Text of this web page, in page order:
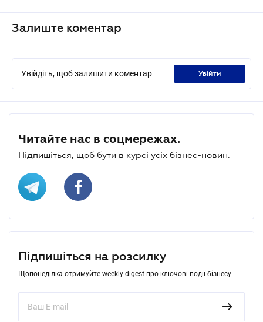
Залиште коментар
Увійдіть, щоб залишити коментар увійти
Читайте нас в соцмережах.
Підпишіться, щоб бути в курсі усіх бізнес-новин.
Підпишіться на розсилку
Щопонеділка отримуйте weekly-digest про ключові події бізнесу